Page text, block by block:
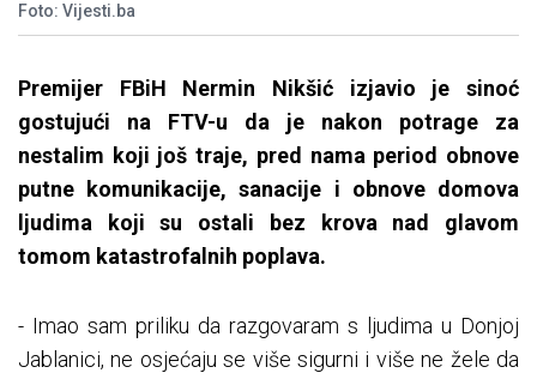
Foto: Vijesti.ba
Premijer FBiH Nermin Nikšić izjavio je sinoć
gostujući na FTV-u da je nakon potrage za
nestalim koji još traje, pred nama period obnove
putne komunikacije, sanacije i obnove domova
ljudima koji su ostali bez krova nad glavom
tomom katastrofalnih poplava.
- Imao sam priliku da razgovaram s ljudima u Donjoj
Jablanici, ne osjećaju se više sigurni i više ne žele da